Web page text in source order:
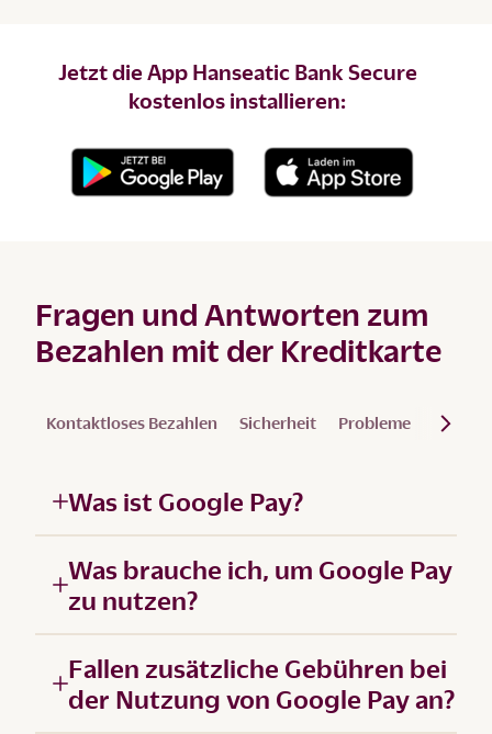
Jetzt die App Hanseatic Bank Secure
kostenlos installieren:
Fragen und Antworten zum
Bezahlen mit der Kreditkarte
Kontaktloses Bezahlen Sicherheit Probleme Visa
Was ist Google Pay?
Was brauche ich, um Google Pay
zu nutzen?
Fallen zusätzliche Gebühren bei
der Nutzung von Google Pay an?